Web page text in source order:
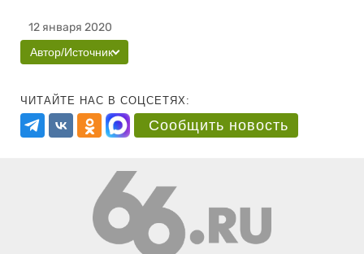
12 января 2020
Автор/Источник
ЧИТАЙТЕ НАС В СОЦСЕТЯХ:
Сообщить новость